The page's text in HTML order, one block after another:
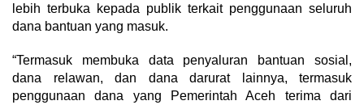
lebih terbuka kepada publik terkait penggunaan seluruh
dana bantuan yang masuk.
“Termasuk membuka data penyaluran bantuan sosial,
dana relawan, dan dana darurat lainnya, termasuk
penggunaan dana yang Pemerintah Aceh terima dari